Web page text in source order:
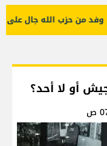
من حزب الله جال على